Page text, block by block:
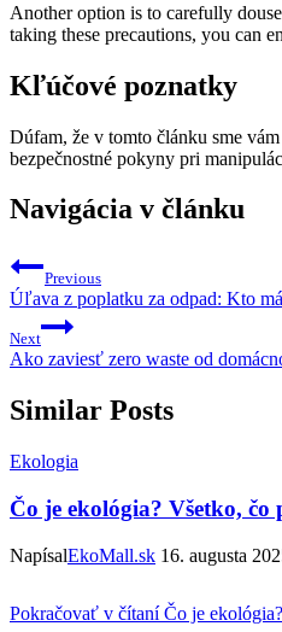
Another option is to carefully⁢
taking ‍these precautions, you can
Kľúčové ‌poznatky
Dúfam, že v tomto článku sme
bezpečnostné pokyny pri
Navigácia v článku
Previous
Úľava z poplatku za odpad: Kto
Next
Ako zaviesť zero waste od
Similar Posts
Ekologia
Čo je ekológia? Všetko,
NapísalEkoMall.sk 16. augusta
Pokračovať v čítaníČo je